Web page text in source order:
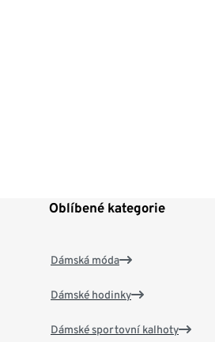
Oblíbené kategorie
Dámská móda
Dámské hodinky
Dámské sportovní kalhoty